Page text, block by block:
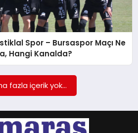
Spor – Bursaspor Maçı Ne
Hangi Kanalda?
fazla içerik yok...